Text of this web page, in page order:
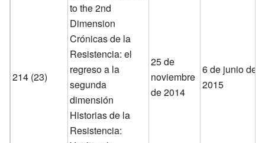
214 (23)
to the 2nd
Dimension
Crónicas de la
Resistencia: el
regreso a la
segunda
dimensión
Historias de la
Resistencia:
25 de
noviembre
de 2014
6 de junio de
2015